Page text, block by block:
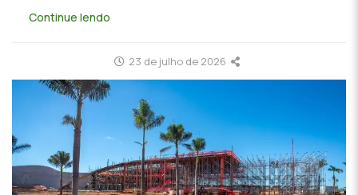
Continue lendo
23 de julho de 2026